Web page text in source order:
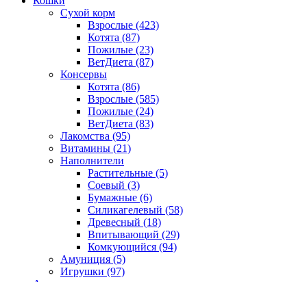
Сухой корм
Взрослые (423)
Котята (87)
Пожилые (23)
ВетДиета (87)
Консервы
Котята (86)
Взрослые (585)
Пожилые (24)
ВетДиета (83)
Лакомства (95)
Витамины (21)
Наполнители
Растительные (5)
Соевый (3)
Бумажные (6)
Силикагелевый (58)
Древесный (18)
Впитывающий (29)
Комкующийся (94)
Амуниция (5)
Игрушки (97)